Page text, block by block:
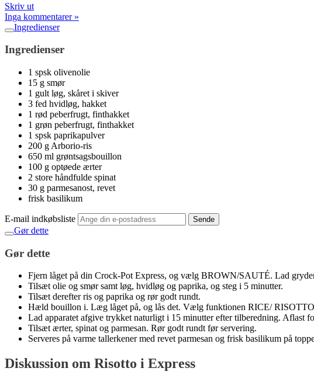
Skriv ut
Inga kommentarer »
Ingredienser
Ingredienser
1 spsk olivenolie
15 g smør
1 gult løg, skåret i skiver
3 fed hvidløg, hakket
1 rød peberfrugt, finthakket
1 grøn peberfrugt, finthakket
1 spsk paprikapulver
200 g Arborio-ris
650 ml grøntsagsbouillon
100 g optøede ærter
2 store håndfulde spinat
30 g parmesanost, revet
frisk basilikum
E-mail indkøbsliste Sende
Gør dette
Gør dette
Fjern låget på din Crock-Pot Express, og vælg BROWN/SAUTÉ. Lad
Tilsæt olie og smør samt løg, hvidløg og paprika, og steg i 5 minutter.
Tilsæt derefter ris og paprika og rør godt rundt.
Hæld bouillon i. Læg låget på, og lås det. Vælg funktionen RICE/
Lad apparatet afgive trykket naturligt i 15 minutter efter tilberedning. Aflast
Tilsæt ærter, spinat og parmesan. Rør godt rundt før servering.
Serveres på varme tallerkener med revet parmesan og frisk basilikum på
Diskussion om Risotto i Express